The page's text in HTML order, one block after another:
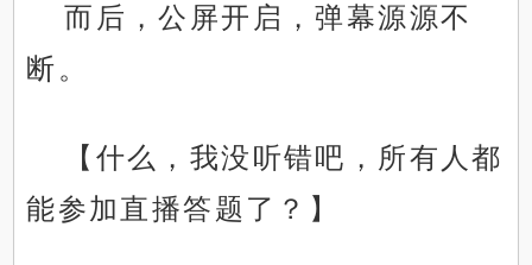
而后，公屏开启，弹幕源源不
断。
【什么，我没听错吧，所有人都
能参加直播答题了？】